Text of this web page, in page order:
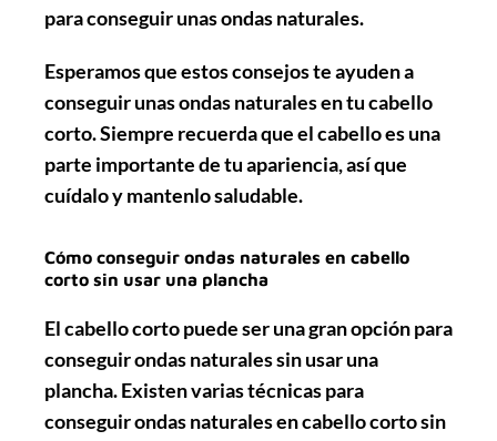
para conseguir unas ondas naturales.
Esperamos que estos consejos te ayuden a
conseguir unas ondas naturales en tu cabello
corto. Siempre recuerda que el cabello es una
parte importante de tu apariencia, así que
cuídalo y mantenlo saludable.
Cómo conseguir ondas naturales en cabello
corto sin usar una plancha
El cabello corto puede ser una gran opción para
conseguir ondas naturales sin usar una
plancha. Existen varias técnicas para
conseguir ondas naturales en cabello corto sin